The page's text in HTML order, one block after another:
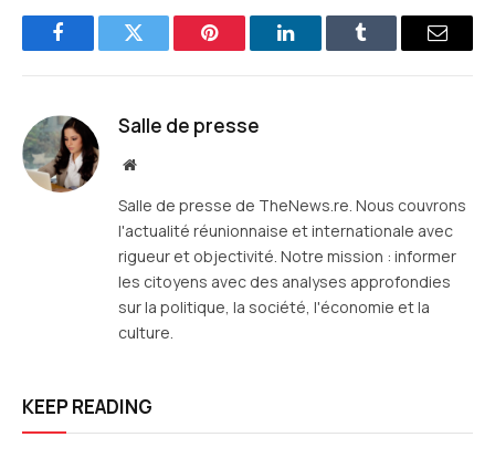
FacebookTwitter Pinterest LinkedInTumblr
E-
Salle de presse
Site
Salle de presse de TheNews.re. Nous couvrons
l'actualité réunionnaise et internationale avec
rigueur et objectivité. Notre mission : informer
les citoyens avec des analyses approfondies
sur la politique, la société, l'économie et la
culture.
KEEP READING